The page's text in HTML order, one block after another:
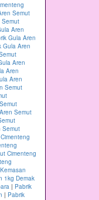
Semut
Semut
Aren
Gula Aren
Gula Aren
Aren
Aren
Aren
Semut
Semut
Semut
Cimenteng
1kg Demak
| Pabrik
| Pabrik